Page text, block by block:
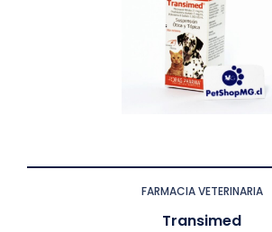
FARMACIA VETERINARIA
Transimed